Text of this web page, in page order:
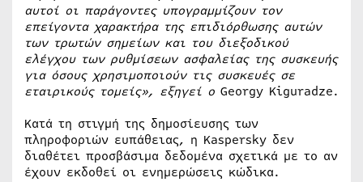
αυτοί οι παράγοντες υπογραμμίζουν τον
επείγοντα χαρακτήρα της επιδιόρθωσης αυτών
των τρωτών σημείων και του διεξοδικού
ελέγχου των ρυθμίσεων ασφαλείας της συσκευής
για όσους χρησιμοποιούν τις συσκευές σε
εταιρικούς τομείς», εξηγεί ο Georgy Kiguradze.
Κατά τη στιγμή της δημοσίευσης των
πληροφοριών ευπάθειας, η Kaspersky δεν
διαθέτει προσβάσιμα δεδομένα σχετικά με το αν
έχουν εκδοθεί οι ενημερώσεις κώδικα.